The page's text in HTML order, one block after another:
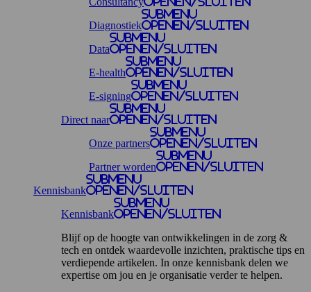
Diagnostiek
Submenu
openen/sluiten
Data
Submenu
openen/sluiten
E-health
Submenu
openen/sluiten
E-signing
Submenu
openen/sluiten
Direct naar
Submenu
openen/sluiten
Onze partners
Submenu
openen/sluiten
Partner worden
Submenu
openen/sluiten
Kennisbank
Submenu
openen/sluiten
Kennisbank
Submenu
openen/sluiten
Blijf op de hoogte van ontwikkelingen in de zorg &
tech en ontdek waardevolle inzichten, praktische tips en
verdiepende artikelen. In onze kennisbank delen we
expertise om jou en je organisatie verder te helpen.